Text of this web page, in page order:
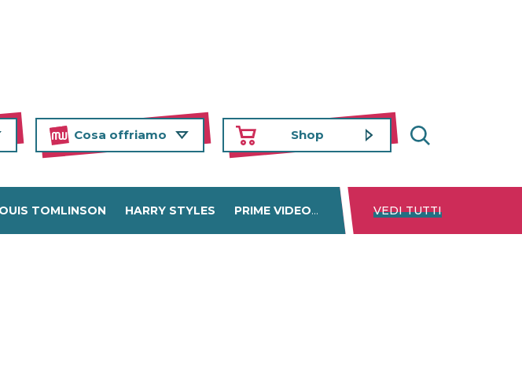
Cosa offriamo Shop
TOMLINSON HARRY STYLES PRIME VIDEO DISNEY+ NETFLIX
VEDI TUTTI